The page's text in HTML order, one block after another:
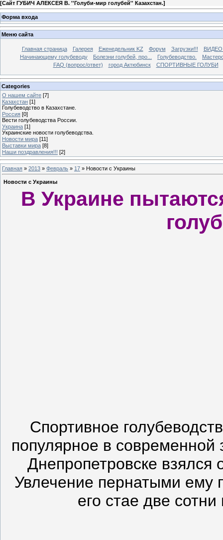
[Сайт ГУБИЧ АЛЕКСЕЯ В. ''Голуби-мир голубей'' Казахстан.]
Форма входа
Меню сайта
Главная страница Галерея Еженедельник KZ Форум Загрузки!!!
Начинающему голубеводу
Болезни голубей, про... Голубеводство.
FAQ (вопрос/ответ)
город Актюбинск СПОРТИВНЫЕ ГОЛУБИ
Categories
О нашем сайте [7]
Казахстан [1]
Голубеводство в Казахстане.
Россия [0]
Вести голубеводства России.
Украина [1]
Украинские новости голубеводства.
Новости мира [11]
Выставки мира [8]
Наши поздравления!!! [2]
Главная » 2013 » Февраль » 17 » Новости с Украины
Новости с Украины
В Украине
Спортивное
популярное в современной
Днепропетровске
Увлечение пернатыми ему
его стае две